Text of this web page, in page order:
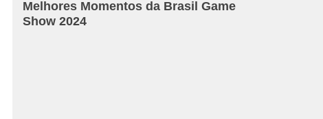
Melhores Momentos da Brasil Game
Show 2024